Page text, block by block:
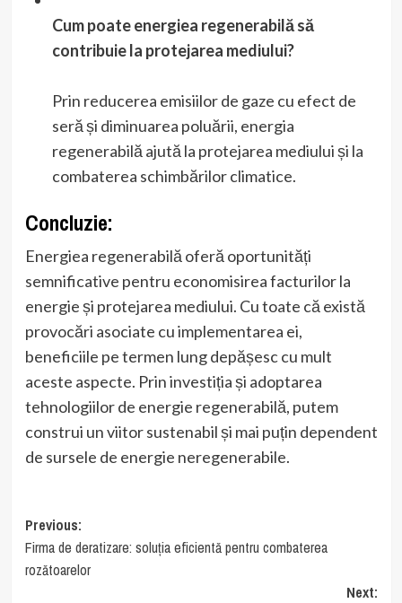
Cum poate energiea regenerabilă să
contribuie la protejarea mediului?
Prin reducerea emisiilor de gaze cu efect de
seră și diminuarea poluării, energia
regenerabilă ajută la protejarea mediului și la
combaterea schimbărilor climatice.
Concluzie:
Energiea regenerabilă oferă oportunități
semnificative pentru economisirea facturilor la
energie și protejarea mediului. Cu toate că există
provocări asociate cu implementarea ei,
beneficiile pe termen lung depășesc cu mult
aceste aspecte. Prin investiția și adoptarea
tehnologiilor de energie regenerabilă, putem
construi un viitor sustenabil și mai puțin dependent
de sursele de energie neregenerabile.
Post
navigation
Previous:
Firma de deratizare: soluția eficientă pentru combaterea
rozătoarelor
Next: